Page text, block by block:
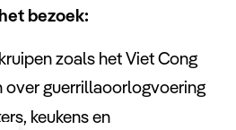
bezoek:
zoals het Viet Cong
over guerrillaoorlogvoering
keukens en